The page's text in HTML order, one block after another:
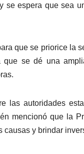
se espera que sea
que se priorice la
se dé una
las autoridades
mencionó que la
y brindar